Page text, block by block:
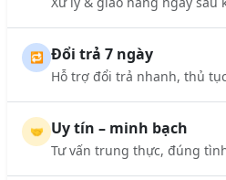
🔁 Đổi trả 7 ngày
Hỗ trợ đổi trả nhanh, thủ
🤝 Uy tín – minh bạch
Tư vấn trung thực, đúng